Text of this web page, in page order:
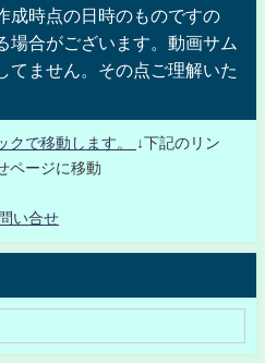
成時点の日時のものですの
場合がございます。動画サム
てません。その点ご理解いた
クで移動します。
↓下記のリン
ページに移動
い合せ